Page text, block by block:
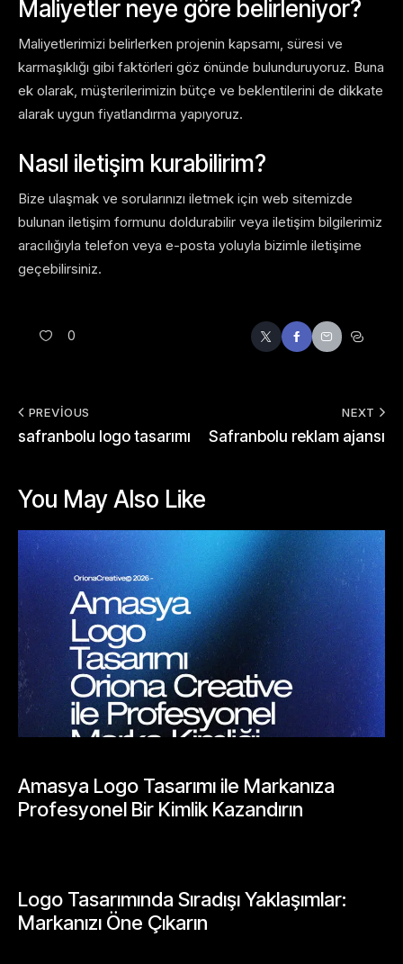
Maliyetler neye göre belirleniyor?
Maliyetlerimizi belirlerken projenin kapsamı, süresi ve
karmaşıklığı gibi faktörleri göz önünde bulunduruyoruz. Buna
ek olarak, müşterilerimizin bütçe ve beklentilerini de dikkate
alarak uygun fiyatlandırma yapıyoruz.
Nasıl iletişim kurabilirim?
Bize ulaşmak ve sorularınızı iletmek için web sitemizde
bulunan iletişim formunu doldurabilir veya iletişim bilgilerimiz
aracılığıyla telefon veya e-posta yoluyla bizimle iletişime
geçebilirsiniz.
0
PREVIOUS
safranbolu logo tasarımı
NEXT
Safranbolu reklam ajansı
You May Also Like
Amasya Logo Tasarımı ile Markanıza
Profesyonel Bir Kimlik Kazandırın
Logo Tasarımında Sıradışı Yaklaşımlar:
Markanızı Öne Çıkarın